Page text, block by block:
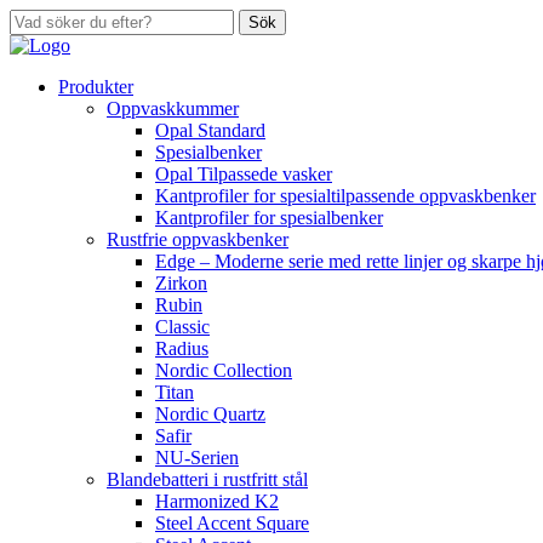
Sök
Produkter
Oppvaskkummer
Opal Standard
Spesialbenker
Opal Tilpassede vasker
Kantprofiler for spesialtilpassende oppvaskbenker
Kantprofiler for spesialbenker
Rustfrie oppvaskbenker
Edge – Moderne serie med rette linjer og skarpe
Zirkon
Rubin
Classic
Radius
Nordic Collection
Titan
Nordic Quartz
Safir
NU-Serien
Blandebatteri i rustfritt stål
Harmonized K2
Steel Accent Square